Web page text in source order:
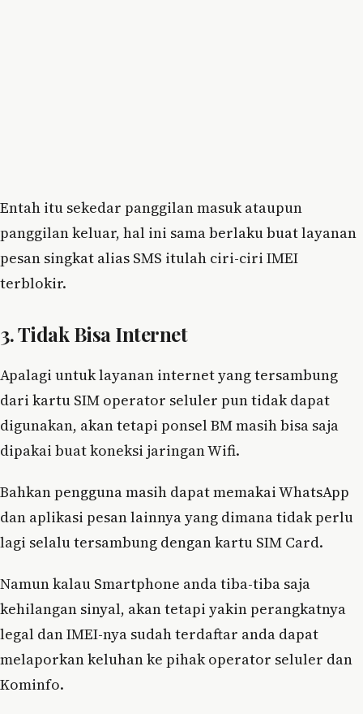
Entah itu sekedar panggilan masuk ataupun
panggilan keluar, hal ini sama berlaku buat layanan
pesan singkat alias SMS itulah ciri-ciri IMEI
terblokir.
3. Tidak Bisa Internet
Apalagi untuk layanan internet yang tersambung
dari kartu SIM operator seluler pun tidak dapat
digunakan, akan tetapi ponsel BM masih bisa saja
dipakai buat koneksi jaringan Wifi.
Bahkan pengguna masih dapat memakai WhatsApp
dan aplikasi pesan lainnya yang dimana tidak perlu
lagi selalu tersambung dengan kartu SIM Card.
Namun kalau Smartphone anda tiba-tiba saja
kehilangan sinyal, akan tetapi yakin perangkatnya
legal dan IMEI-nya sudah terdaftar anda dapat
melaporkan keluhan ke pihak operator seluler dan
Kominfo.